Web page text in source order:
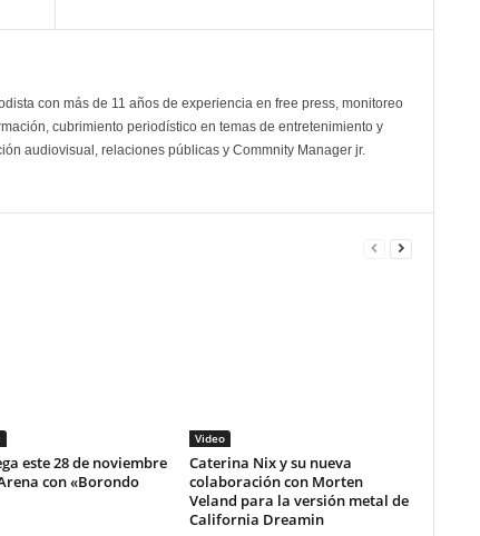
con más de 11 años de experiencia en free press, monitoreo
cubrimiento periodístico en temas de entretenimiento y
audiovisual, relaciones públicas y Commnity Manager jr.
este 28 de noviembre
con «Borondo
Video
Caterina Nix y su nueva
colaboración con Morten
Veland para la versión metal de
California Dreamin